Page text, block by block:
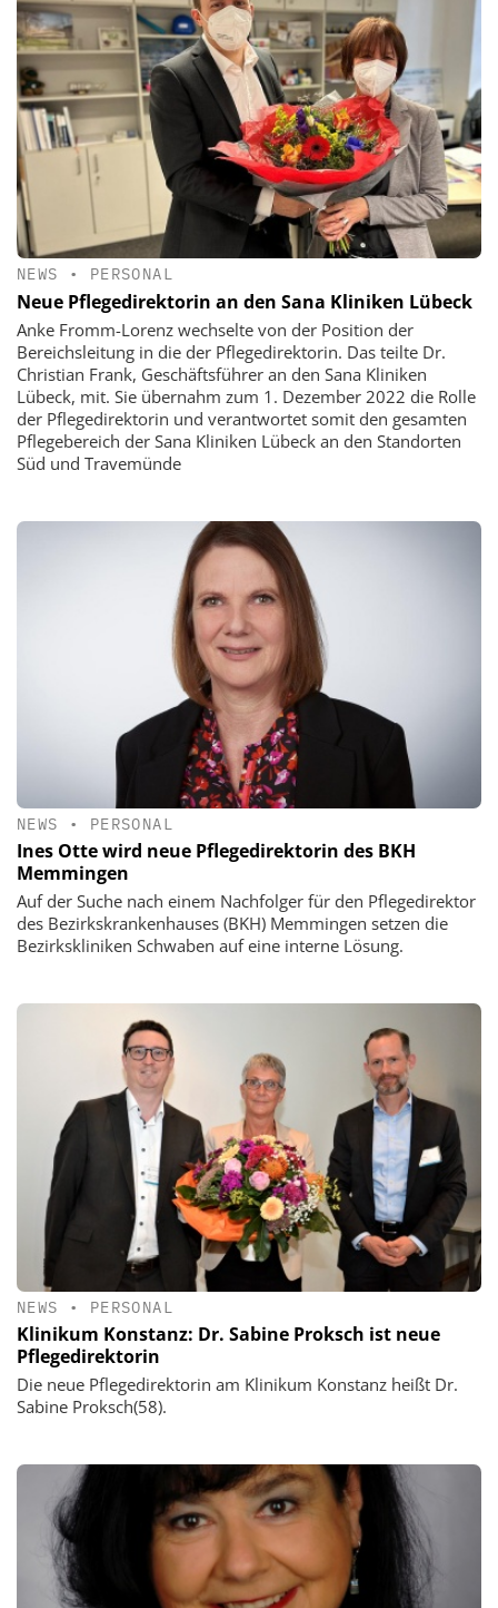
NEWS • PERSONAL
Neue Pflegedirektorin an den Sana Kliniken Lübeck
Anke Fromm-Lorenz wechselte von der Position der
Bereichsleitung in die der Pflegedirektorin. Das teilte Dr.
Christian Frank, Geschäftsführer an den Sana Kliniken
Lübeck, mit. Sie übernahm zum 1. Dezember 2022 die Rolle
der Pflegedirektorin und verantwortet somit den gesamten
Pflegebereich der Sana Kliniken Lübeck an den Standorten
Süd und Travemünde
NEWS • PERSONAL
Ines Otte wird neue Pflegedirektorin des BKH
Memmingen
Auf der Suche nach einem Nachfolger für den Pflegedirektor
des Bezirkskrankenhauses (BKH) Memmingen setzen die
Bezirkskliniken Schwaben auf eine interne Lösung.
NEWS • PERSONAL
Klinikum Konstanz: Dr. Sabine Proksch ist neue
Pflegedirektorin
Die neue Pflegedirektorin am Klinikum Konstanz heißt Dr.
Sabine Proksch(58).